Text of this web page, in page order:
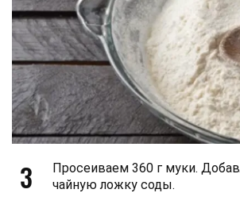
3
Просеиваем 360 г муки.
чайную ложку соды.